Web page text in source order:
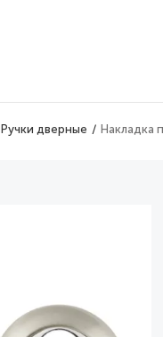
Ручки дверные Накладка